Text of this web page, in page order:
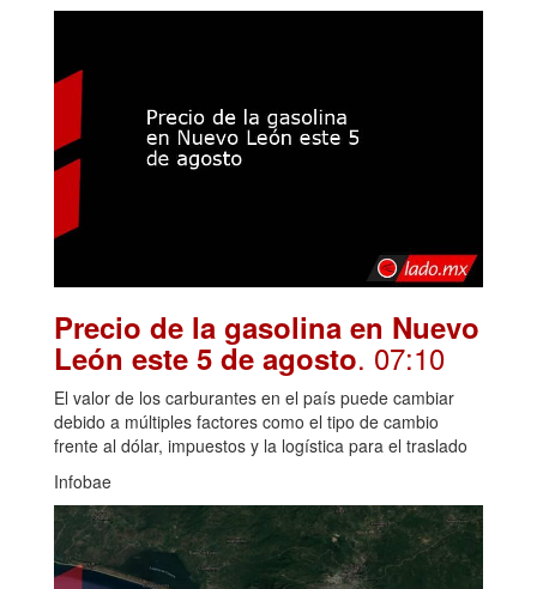
Precio de la gasolina en Nuevo
León este 5 de agosto. 07:10
El valor de los carburantes en el país puede cambiar
debido a múltiples factores como el tipo de cambio
frente al dólar, impuestos y la logística para el traslado
Infobae